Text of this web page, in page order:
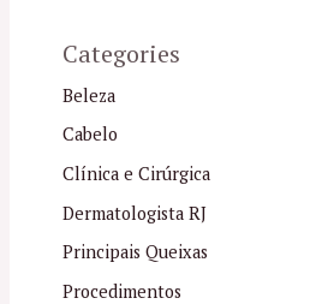
Categories
Beleza
Cabelo
Clínica e Cirúrgica
Dermatologista RJ
Principais Queixas
Procedimentos